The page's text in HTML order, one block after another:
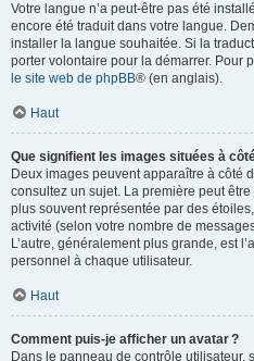
Votre langue n’a peut-être pas été
encore été traduit dans votre langue.
installer la langue souhaitée. Si la
porter volontaire pour la démarrer. Pour
le site web de phpBB® (en anglais).
Haut
Que signifient les images situées à
Deux images peuvent apparaître à côté
consultez un sujet. La première peut
plus souvent représentée par des
activité (selon votre nombre de
L’autre, généralement plus grande, est
personnel à chaque utilisateur.
Haut
Comment puis-je afficher un avatar ?
Dans le panneau de contrôle utilisateur,